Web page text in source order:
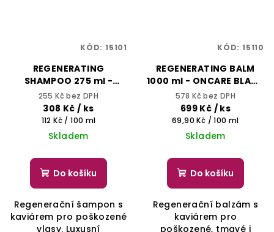
REGENERATING
SHAMPOO 275 ml -
ONCARE BLACK -
SELECTIVE
PROFESSIONAL
255 Kč bez DPH
308 Kč/ ks
Měrná
cena:
112 Kč / 100 ml
Skladem
Do košíku
Regenerační šampon s
kaviárem pro poškozené
vlasy. Luxusní
KÓD: 15101
REGENERATING BALM
1000 ml - ONCARE BLACK
- SELECTIVE
PROFESSIONAL
578 Kč bez DPH
699 Kč / ks
Měrná
cena:
69,90 Kč / 100 ml
Skladem
Do košíku
Regenerační balzám s
kaviárem pro
poškozené, tmavé i
KÓD: 15110